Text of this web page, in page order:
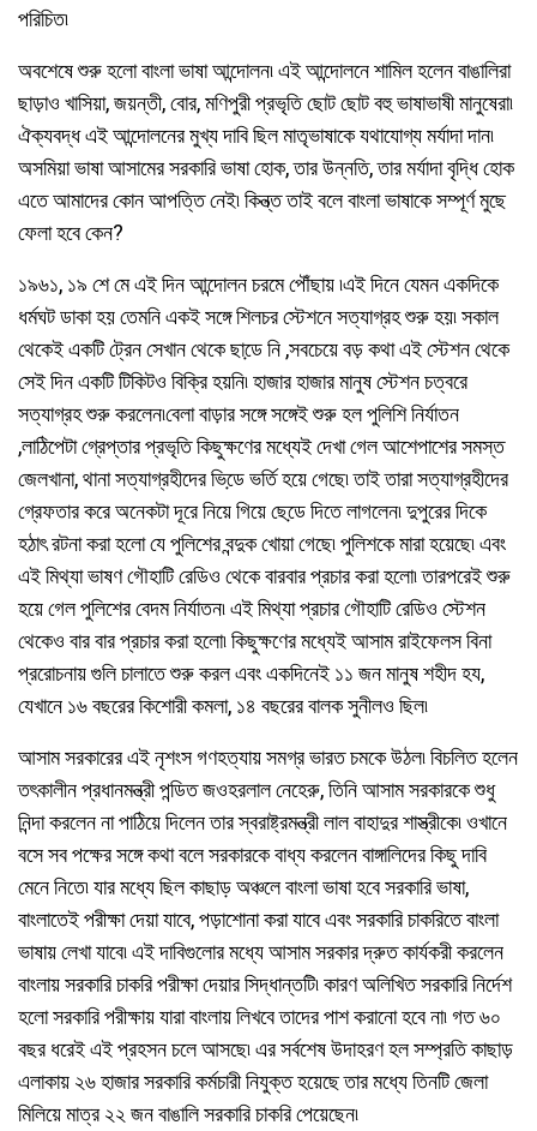
পরিচিত৷
অবশেষে শুরু হলো বাংলা ভাষা আন্দোলন৷ এই আন্দোলনে শামিল হলেন বাঙালিরা
ছাড়াও খাসিয়া, জয়ন্তী, বোর, মণিপুরী প্রভৃতি ছোট ছোট বহু ভাষাভাষী মানুষেরা৷
ঐক্যবদ্ধ এই আন্দোলনের মুখ্য দাবি ছিল মাতৃভাষাকে যথাযোগ্য মর্যাদা দান৷
অসমিয়া ভাষা আসামের সরকারি ভাষা হোক, তার উন্নতি, তার মর্যাদা বৃদ্ধি হোক
এতে আমাদের কোন আপত্তি নেই৷ কিন্ত্ত তাই বলে বাংলা ভাষাকে সম্পূর্ণ মুছে
ফেলা হবে কেন?
১৯৬১, ১৯ শে মে এই দিন আন্দোলন চরমে পৌঁছায় ৷এই দিনে যেমন একদিকে
ধর্মঘট ডাকা হয় তেমনি একই সঙ্গে শিলচর স্টেশনে সত্যাগ্রহ শুরু হয়৷ সকাল
থেকেই একটি ট্রেন সেখান থেকে ছাডে় নি ,সবচেয়ে বড় কথা এই স্টেশন থেকে
সেই দিন একটি টিকিটও বিক্রি হয়নি৷ হাজার হাজার মানুষ স্টেশন চত্বরে
সত্যাগ্রহ শুরু করলেন৷বেলা বাড়ার সঙ্গে সঙ্গেই শুরু হল পুলিশি নির্যাতন
,লাঠিপেটা গ্রেপ্তার প্রভৃতি কিছুক্ষণের মধ্যেই দেখা গেল আশেপাশের সমস্ত
জেলখানা, থানা সত্যাগ্রহীদের ভিডে় ভর্তি হয়ে গেছে৷ তাই তারা সত্যাগ্রহীদের
গ্রেফতার করে অনেকটা দূরে নিয়ে গিয়ে ছেডে় দিতে লাগলেন৷ দুপুরের দিকে
হঠাৎ রটনা করা হলো যে পুলিশের বন্দুক খোয়া গেছে৷ পুলিশকে মারা হয়েছে৷ এবং
এই মিথ্যা ভাষণ গৌহাটি রেডিও থেকে বারবার প্রচার করা হলো৷ তারপরেই শুরু
হয়ে গেল পুলিশের বেদম নির্যাতন৷ এই মিথ্যা প্রচার গৌহাটি রেডিও স্টেশন
থেকেও বার বার প্রচার করা হলো৷ কিছুক্ষণের মধ্যেই আসাম রাইফেলস বিনা
প্ররোচনায় গুলি চালাতে শুরু করল এবং একদিনেই ১১ জন মানুষ শহীদ হয,
যেখানে ১৬ বছরের কিশোরী কমলা, ১৪ বছরের বালক সুনীলও ছিল৷
আসাম সরকারের এই নৃশংস গণহত্যায় সমগ্র ভারত চমকে উঠল৷ বিচলিত হলেন
তৎকালীন প্রধানমন্ত্রী পন্ডিত জওহরলাল নেহেরু, তিনি আসাম সরকারকে শুধু
নিন্দা করলেন না পাঠিয়ে দিলেন তার স্বরাষ্ট্রমন্ত্রী লাল বাহাদুর শাস্ত্রীকে৷ ওখানে
বসে সব পক্ষের সঙ্গে কথা বলে সরকারকে বাধ্য করলেন বাঙ্গালিদের কিছু দাবি
মেনে নিতে৷ যার মধ্যে ছিল কাছাড় অঞ্চলে বাংলা ভাষা হবে সরকারি ভাষা,
বাংলাতেই পরীক্ষা দেয়া যাবে, পড়াশোনা করা যাবে এবং সরকারি চাকরিতে বাংলা
ভাষায় লেখা যাবে৷ এই দাবিগুলোর মধ্যে আসাম সরকার দ্রুত কার্যকরী করলেন
বাংলায় সরকারি চাকরি পরীক্ষা দেয়ার সিদ্ধান্তটি৷ কারণ অলিখিত সরকারি নির্দেশ
হলো সরকারি পরীক্ষায় যারা বাংলায় লিখবে তাদের পাশ করানো হবে না৷ গত ৬০
বছর ধরেই এই প্রহসন চলে আসছে৷ এর সর্বশেষ উদাহরণ হল সম্প্রতি কাছাড়
এলাকায় ২৬ হাজার সরকারি কর্মচারী নিযুক্ত হয়েছে তার মধ্যে তিনটি জেলা
মিলিয়ে মাত্র ২২ জন বাঙালি সরকারি চাকরি পেয়েছেন৷